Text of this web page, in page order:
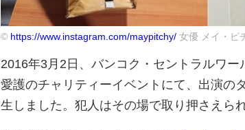
© https://www.instagram.com/maypitchy/ 女優 メイ・ピ
2016年3月2日、バンコク・セントラルワ
愛護のチャリティーイベントにて、出演の
生しました。犯人はその場で取り押さえら